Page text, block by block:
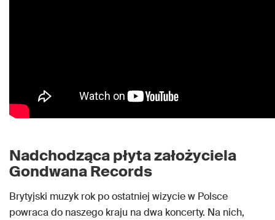
Nadchodząca płyta założyciela
Gondwana Records
Brytyjski muzyk rok po ostatniej wizycie w Polsce
powraca do naszego kraju na dwa koncerty. Na nich,